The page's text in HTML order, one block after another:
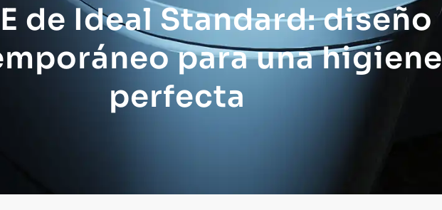
de Ideal Standard: diseño
para una higiene
perfecta